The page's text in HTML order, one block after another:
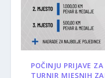
POČINJU PRIJAVE
TURNIR MJESNIH